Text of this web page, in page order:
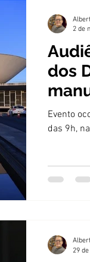
dos
Evento
das 9h,
2 de
29